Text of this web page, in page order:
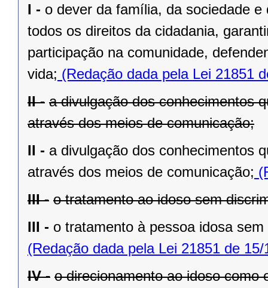
I - o dever da família, da sociedade
todos os direitos da cidadania,
participação na comunidade,
vida; (Redação dada pela Lei 21851
II - a divulgação dos conhecimentos
através dos meios de comunicação;
II - a divulgação dos conhecimentos
através dos meios de comunicação;
III - o tratamento ao idoso sem
III - o tratamento à pessoa idosa
(Redação dada pela Lei 21851 de 15/
IV - o direcionamento ao idoso como